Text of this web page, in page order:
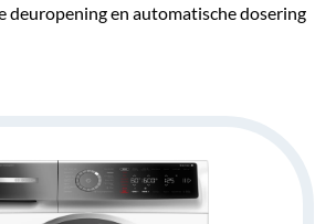
deuropening en automatische dosering